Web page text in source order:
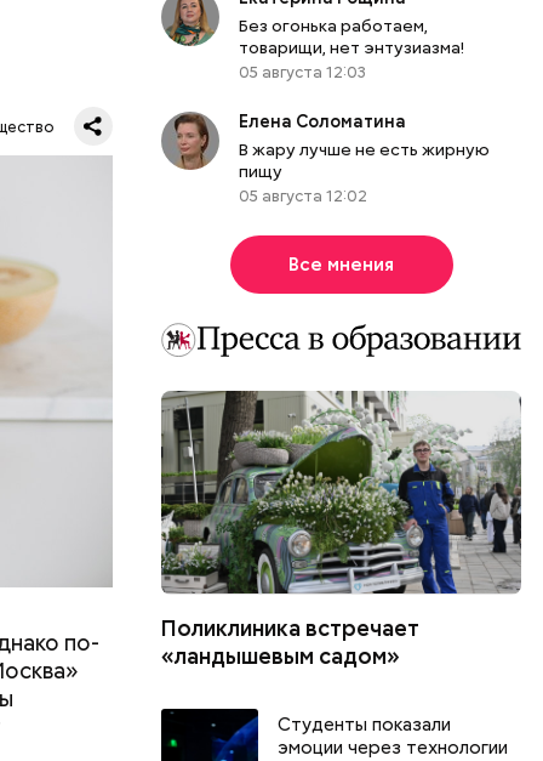
по-
Без огонька работаем,
товарищи, нет энтузиазма!
05 августа 12:03
Елена Соломатина
В жару лучше не есть жирную
пищу
05 августа 12:02
Все мнения
Поликлиника встречает
«ландышевым садом»
Студенты показали
эмоции через технологии